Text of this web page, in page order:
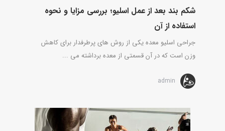
شکم بند بعد از عمل اسلیو؛ بررسی مزایا و نحوه
استفاده از آن
جراحی اسلیو معده یکی از روش های پرطرفدار برای کاهش
وزن است که در آن قسمتی از معده برداشته می ...
admin